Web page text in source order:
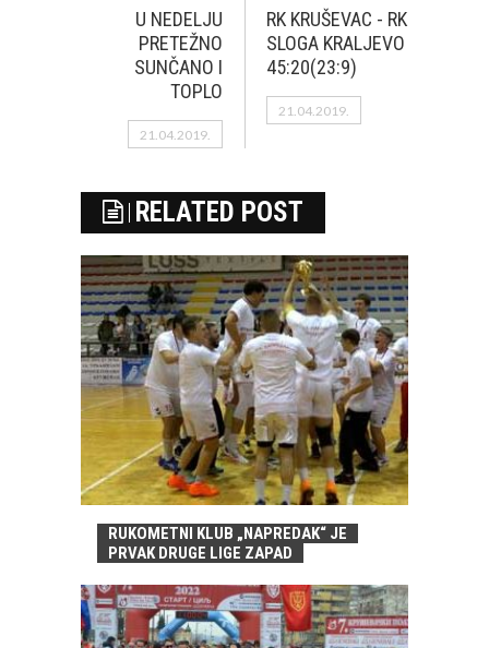
U NEDELJU
PRETEŽNO
SUNČANO I
TOPLO
21.04.2019.
RK KRUŠEVAC - RK
SLOGA KRALJEVO
45:20(23:9)
21.04.2019.
RELATED POST
RUKOMETNI KLUB „NAPREDAK“ JE
PRVAK DRUGE LIGE ZAPAD